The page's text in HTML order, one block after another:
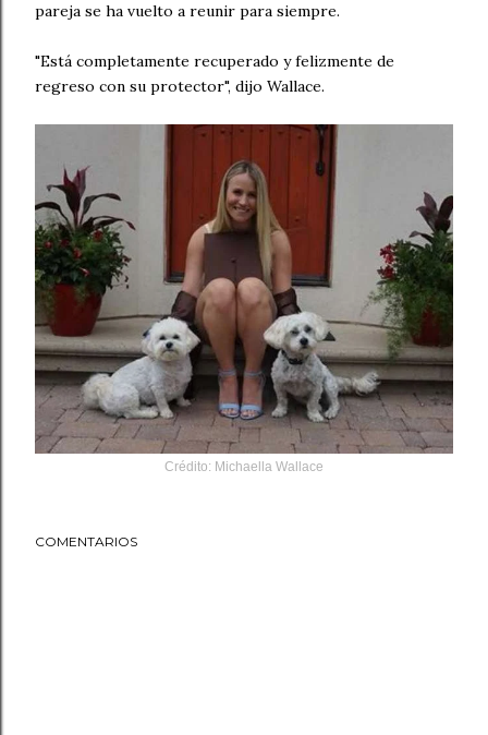
pareja se ha vuelto a reunir para siempre.
"Está completamente recuperado y felizmente de
regreso con su protector", dijo Wallace.
Crédito: Michaella Wallace
COMENTARIOS